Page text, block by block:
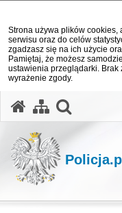
Strona używa plików cookies,
serwisu oraz do celów
zgadzasz się na ich użycie
Pamiętaj, że możesz
ustawienia przeglądarki.
wyrażenie zgody.